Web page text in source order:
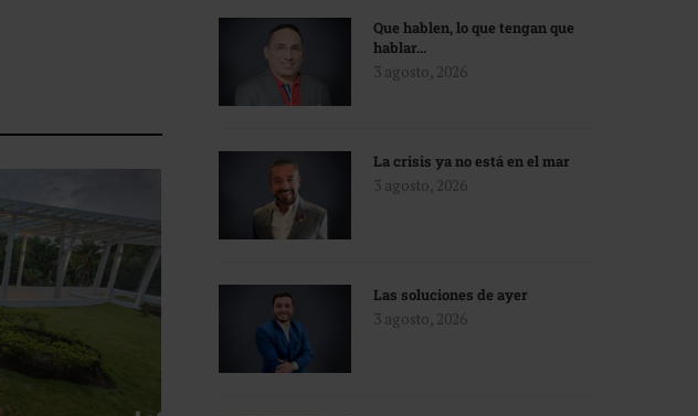
Que hablen, lo que tengan que
hablar…
3 agosto, 2026
La crisis ya no está en el mar
3 agosto, 2026
Las soluciones de ayer
3 agosto, 2026